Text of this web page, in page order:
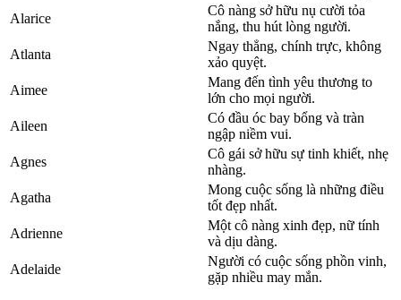
Alarice
Cô nàng sở hữu nụ cười tỏa
nắng, thu hút lòng người.
Atlanta
Ngay thẳng, chính trực, không
xảo quyệt.
Aimee
Mang đến tình yêu thương to
lớn cho mọi người.
Aileen
Có đầu óc bay bổng và tràn
ngập niềm vui.
Agnes
Cô gái sở hữu sự tinh khiết, nhẹ
nhàng.
Agatha
Mong cuộc sống là những điều
tốt đẹp nhất.
Adrienne
Một cô nàng xinh đẹp, nữ tính
và dịu dàng.
Adelaide
Người có cuộc sống phồn vinh,
gặp nhiều may mắn.